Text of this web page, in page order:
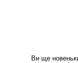
Ви ще